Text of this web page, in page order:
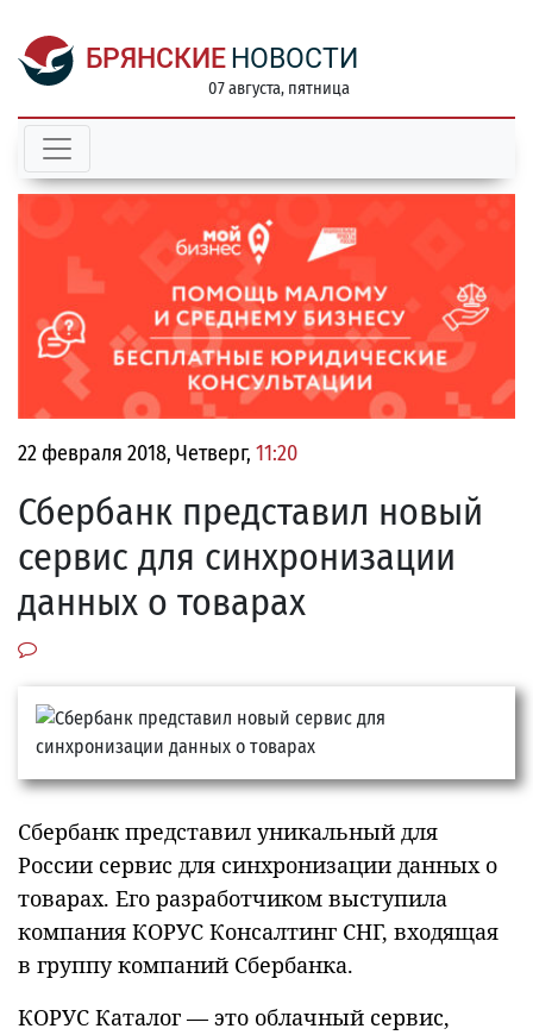
БРЯНСКИЕ НОВОСТИ
07 августа, пятница
22 февраля 2018, Четверг, 11:20
Сбербанк представил новый
сервис для синхронизации
данных о товарах
Сбербанк представил уникальный для
России сервис для синхронизации данных о
товарах. Его разработчиком выступила
компания КОРУС Консалтинг СНГ, входящая
в группу компаний Сбербанка.
КОРУС Каталог — это облачный сервис,